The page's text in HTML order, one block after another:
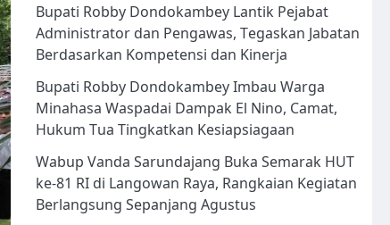
Bupati Robby Dondokambey Lantik Pejabat
Administrator dan Pengawas, Tegaskan Jabatan
Berdasarkan Kompetensi dan Kinerja
Bupati Robby Dondokambey Imbau Warga
Minahasa Waspadai Dampak El Nino, Camat,
Hukum Tua Tingkatkan Kesiapsiagaan
Wabup Vanda Sarundajang Buka Semarak HUT
ke-81 RI di Langowan Raya, Rangkaian Kegiatan
Berlangsung Sepanjang Agustus